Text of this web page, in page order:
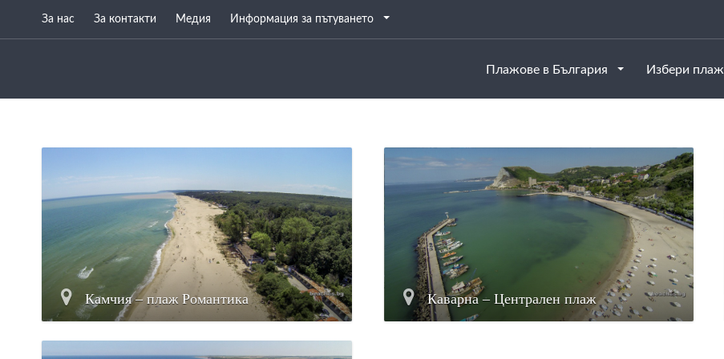
За нас За контакти Медия Информация за пътуването
Плажове в България Избери плаж
Камчия – плаж Романтика Каварна – Централен плаж